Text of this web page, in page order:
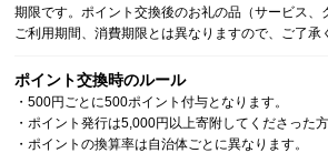
期限です。ポイント交換後のお礼の品（サービス、
ご利用期間、消費期限とは異なりますので、ご了承
ポイント交換時のルール
・500円ごとに500ポイント付与となります。
・ポイント発行は5,000円以上寄附してくださった
・ポイントの換算率は自治体ごとに異なります。